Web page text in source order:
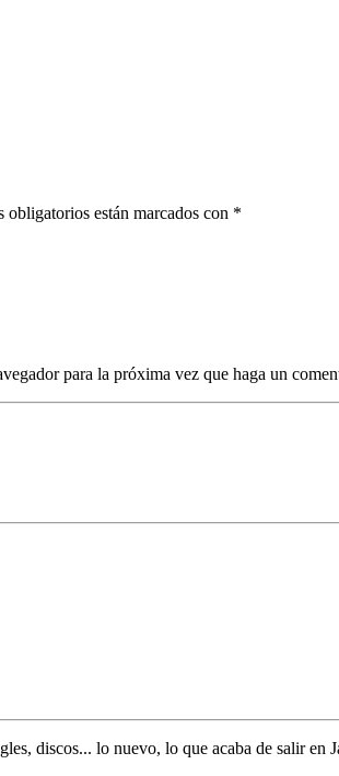
están marcados con *
para la próxima vez que haga un
discos... lo nuevo, lo que acaba de salir en